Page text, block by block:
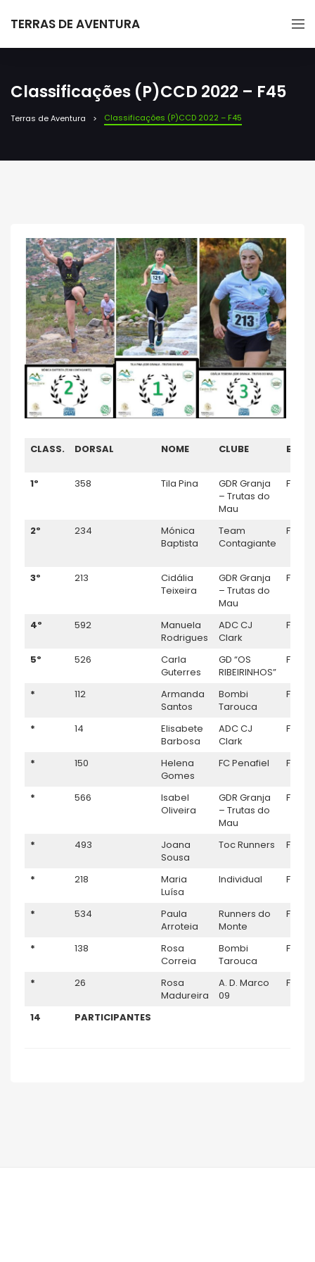
TERRAS DE AVENTURA
Classificações (P)CCD 2022 – F45
Terras de Aventura Classificações (P)CCD 2022 – F45
CLASS. DORSAL NOME CLUBE
1º 358 Tila Pina
GDR Granja
– Trutas do
Mau
F45
2º 234
Mónica
Baptista
Team
Contagiante
F45
3º 213
Cidália
Teixeira
GDR Granja
– Trutas do
Mau
F45
4º 592
Manuela
Rodrigues
ADC CJ
Clark
F45
5º 526
Carla
Guterres
GD “OS
RIBEIRINHOS”
F45
* 112
Armanda
Santos
Bombi
Tarouca
F45
* 14
Elisabete
Barbosa
ADC CJ
Clark
F45
* 150
Helena
Gomes
FC Penafiel F45
* 566
Isabel
Oliveira
GDR Granja
– Trutas do
Mau
F45
* 493
Joana
Sousa
Toc Runners F45
* 218
Maria
Luísa
Individual F45
* 534
Paula
Arroteia
Runners do
Monte
F45
* 138
Rosa
Correia
Bombi
Tarouca
F45
* 26
Rosa
Madureira
A. D. Marco
09
F45
14 PARTICIPANTES